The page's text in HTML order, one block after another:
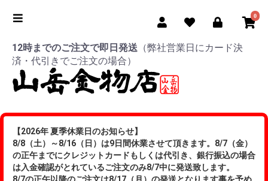
0
12時までのご注文で即日発送 （弊社営業日にカード決
済・代引きでご注文の場合）
【2026年 夏季休業日のお知らせ】
8/8（土）～8/16（日）は9日間休業させて頂きます。8/7（金）
の正午までにクレジットカードもしくは代引き、銀行振込の場合
は入金確認がとれているご注文のみ8/7中に発送致します。